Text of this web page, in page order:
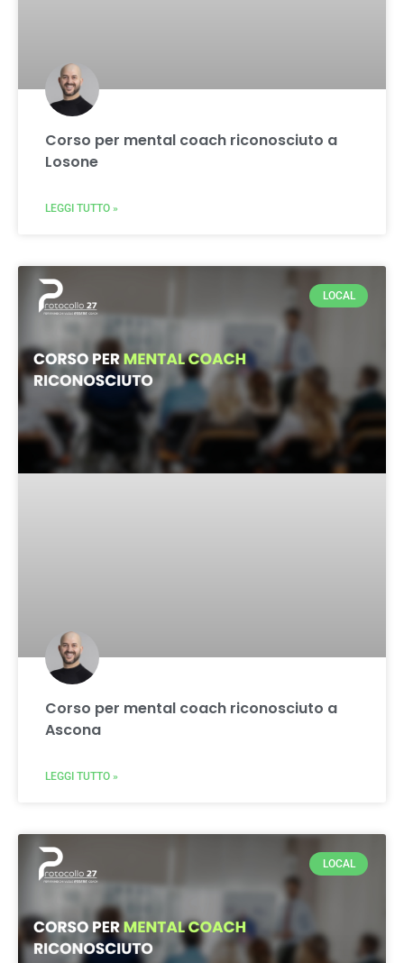
Corso per mental coach riconosciuto a
Losone
LEGGI TUTTO »
LOCAL
Corso per mental coach riconosciuto a
Ascona
LEGGI TUTTO »
LOCAL